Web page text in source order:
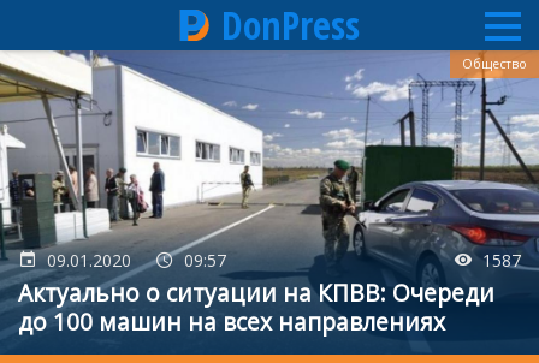
Перейти
к
основному
содержанию
DonPress
09.01.2020 09:57 1587
Актуально о ситуации на КПВВ: Очереди
до 100 машин на всех направлениях
Общество